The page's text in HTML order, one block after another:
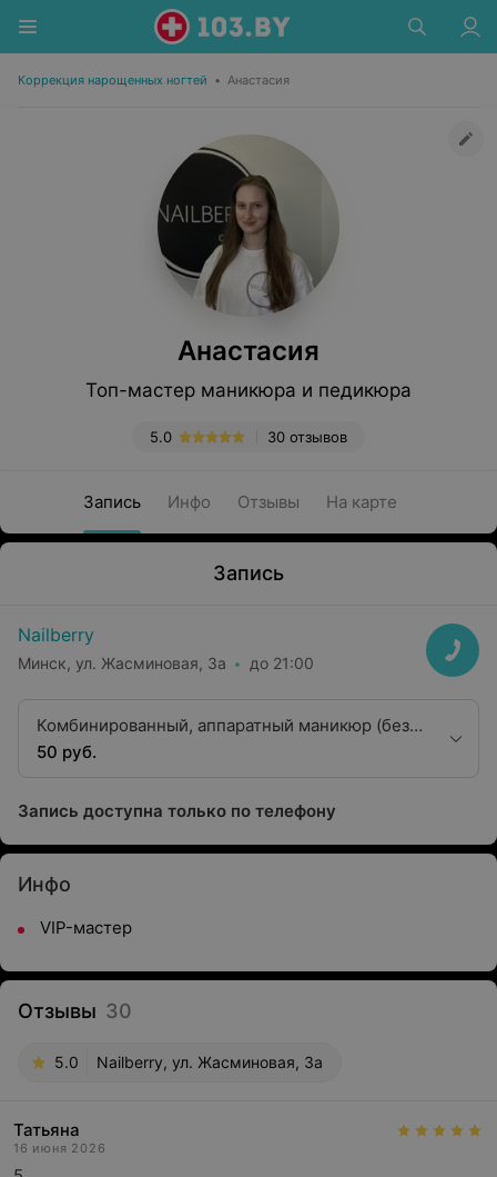
Коррекция нарощенных ногтей • Анастасия
Анастасия
Топ-мастер маникюра и педикюра
30 отзывов
5.0
Запись Инфо Отзывы На карте
Запись
Nailberry
Минск, ул. Жасминовая, 3а до 21:00
Комбинированный, аппаратный маникюр (без
покрытия)
50 руб.
Запись доступна только по телефону
Инфо
VIP-мастер
Отзывы 30
5.0 Nailberry, ул. Жасминовая, 3а
Татьяна
16 июня 2026